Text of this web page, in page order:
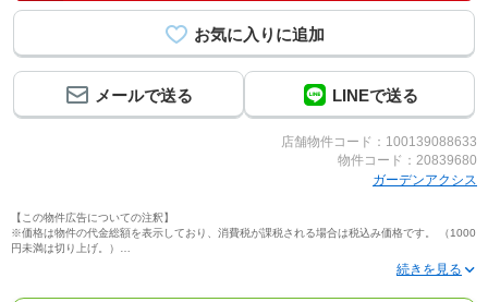
メールで送る LINEで送る
店舗物件コード：100139088633
物件コード：20839680
ガーデンアクシス
【この物件広告についての注釈】
※価格は物件の代金総額を表示しており、消費税が課税される場合は税込み価格です。 （1000
円未満は切り上げ。）
※写真に写っている、またはパース（絵）や間取り図に描かれている家具や車などは、特にコ